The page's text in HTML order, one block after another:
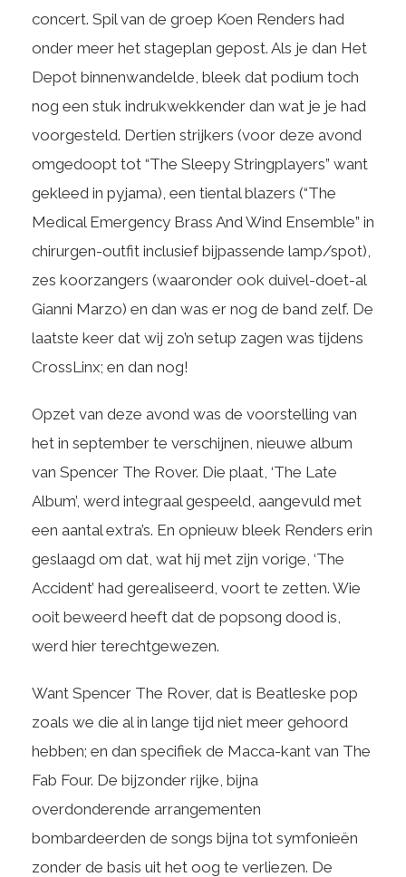
concert. Spil van de groep Koen Renders had
onder meer het stageplan gepost. Als je dan Het
Depot binnenwandelde, bleek dat podium toch
nog een stuk indrukwekkender dan wat je je had
voorgesteld. Dertien strijkers (voor deze avond
omgedoopt tot “The Sleepy Stringplayers” want
gekleed in pyjama), een tiental blazers (“The
Medical Emergency Brass And Wind Ensemble” in
chirurgen-outfit inclusief bijpassende lamp/spot),
zes koorzangers (waaronder ook duivel-doet-al
Gianni Marzo) en dan was er nog de band zelf. De
laatste keer dat wij zo’n setup zagen was tijdens
CrossLinx; en dan nog!
Opzet van deze avond was de voorstelling van
het in september te verschijnen, nieuwe album
van Spencer The Rover. Die plaat, ‘The Late
Album’, werd integraal gespeeld, aangevuld met
een aantal extra’s. En opnieuw bleek Renders erin
geslaagd om dat, wat hij met zijn vorige, ‘The
Accident’ had gerealiseerd, voort te zetten. Wie
ooit beweerd heeft dat de popsong dood is,
werd hier terechtgewezen.
Want Spencer The Rover, dat is Beatleske pop
zoals we die al in lange tijd niet meer gehoord
hebben; en dan specifiek de Macca-kant van The
Fab Four. De bijzonder rijke, bijna
overdonderende arrangementen
bombardeerden de songs bijna tot symfonieën
zonder de basis uit het oog te verliezen. De